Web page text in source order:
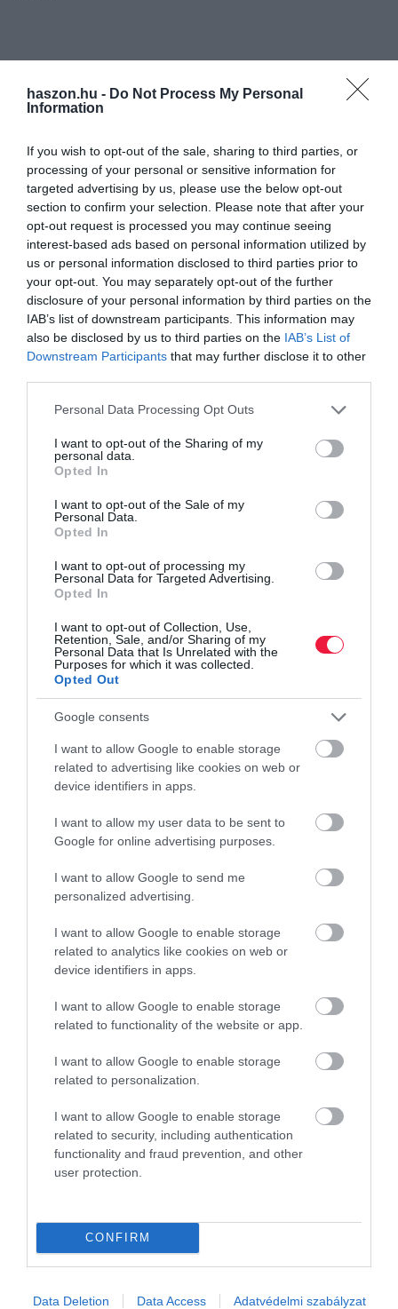
haszon.hu - Do Not Process My Personal
Information
If you wish to opt-out of the sale, sharing to third parties, or
processing of your personal or sensitive information for
targeted advertising by us, please use the below opt-out
section to confirm your selection. Please note that after your
opt-out request is processed you may continue seeing
interest-based ads based on personal information utilized by
us or personal information disclosed to third parties prior to
your opt-out. You may separately opt-out of the further
disclosure of your personal information by third parties on the
IAB’s list of downstream participants. This information may
also be disclosed by us to third parties on the IAB’s List of
Downstream Participants that may further disclose it to other
Please note that this website/app uses one or more Google
not limited to your visit or usage behaviour. You may click to
grant or deny consent to Google and its third-party tags to
use your data for below specified purposes in below Google
consent section.
Personal Data Processing Opt Outs
I want to opt-out of the Sharing of my
personal data.
Opted In
I want to opt-out of the Sale of my
Personal Data.
Opted In
I want to opt-out of processing my
Personal Data for Targeted Advertising.
Opted In
I want to opt-out of Collection, Use,
Retention, Sale, and/or Sharing of my
Personal Data that Is Unrelated with the
Purposes for which it was collected.
Opted Out
Google consents
I want to allow Google to enable storage
related to advertising like cookies on web or
device identifiers in apps.
I want to allow my user data to be sent to
Google for online advertising purposes.
I want to allow Google to send me
personalized advertising.
I want to allow Google to enable storage
related to analytics like cookies on web or
device identifiers in apps.
I want to allow Google to enable storage
related to functionality of the website or app.
I want to allow Google to enable storage
related to personalization.
I want to allow Google to enable storage
related to security, including authentication
functionality and fraud prevention, and other
user protection.
CONFIRM
Data Deletion Data Access Adatvédelmi szabályzat
Mulcsként vagy a belőle készült oldattal locsolva a növényeknek
kiskertben. Segít megőrizni a nedvességet, kiváló zöldtrágya és…
AGRÁR
A Duna–Tisza közén elvirágoztak a kajszifák, miközben
tömegesen rajzik a szilva levélbolha. Miért veszélyes ez a kajszira